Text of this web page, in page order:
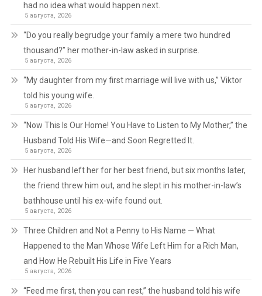
had no idea what would happen next.
5 августа, 2026
“Do you really begrudge your family a mere two hundred
thousand?” her mother-in-law asked in surprise.
5 августа, 2026
“My daughter from my first marriage will live with us,” Viktor
told his young wife.
5 августа, 2026
“Now This Is Our Home! You Have to Listen to My Mother,” the
Husband Told His Wife—and Soon Regretted It.
5 августа, 2026
Her husband left her for her best friend, but six months later,
the friend threw him out, and he slept in his mother-in-law’s
bathhouse until his ex-wife found out.
5 августа, 2026
Three Children and Not a Penny to His Name — What
Happened to the Man Whose Wife Left Him for a Rich Man,
and How He Rebuilt His Life in Five Years
5 августа, 2026
“Feed me first, then you can rest,” the husband told his wife